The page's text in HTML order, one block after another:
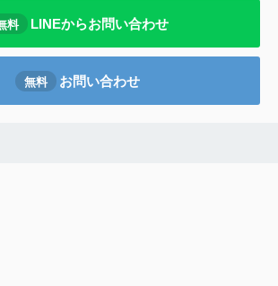
料 LINEからお問い合わせ
無料 お問い合わせ